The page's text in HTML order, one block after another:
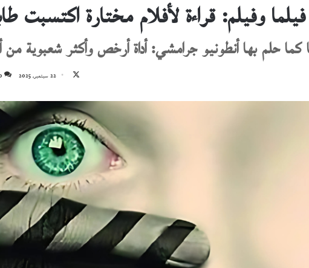
وفيلم: قراءة لأفلام مختارة
كما حلم بها أنطونيو جرامشي: أداة أرخص وأكثر شعبوية
X
22 سبتمبر، 2025